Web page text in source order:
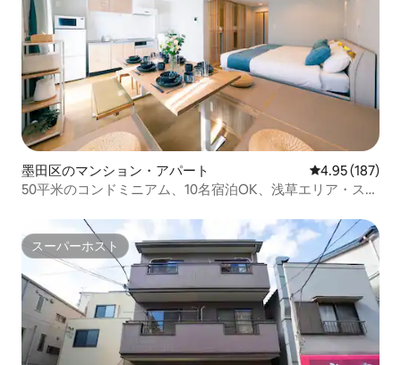
墨田区のマンション・アパート レビュー187
4.95 (187)
50平米のコンドミニアム、10名宿泊OK、浅草エリア・スカ
スーパーホスト
スーパーホスト